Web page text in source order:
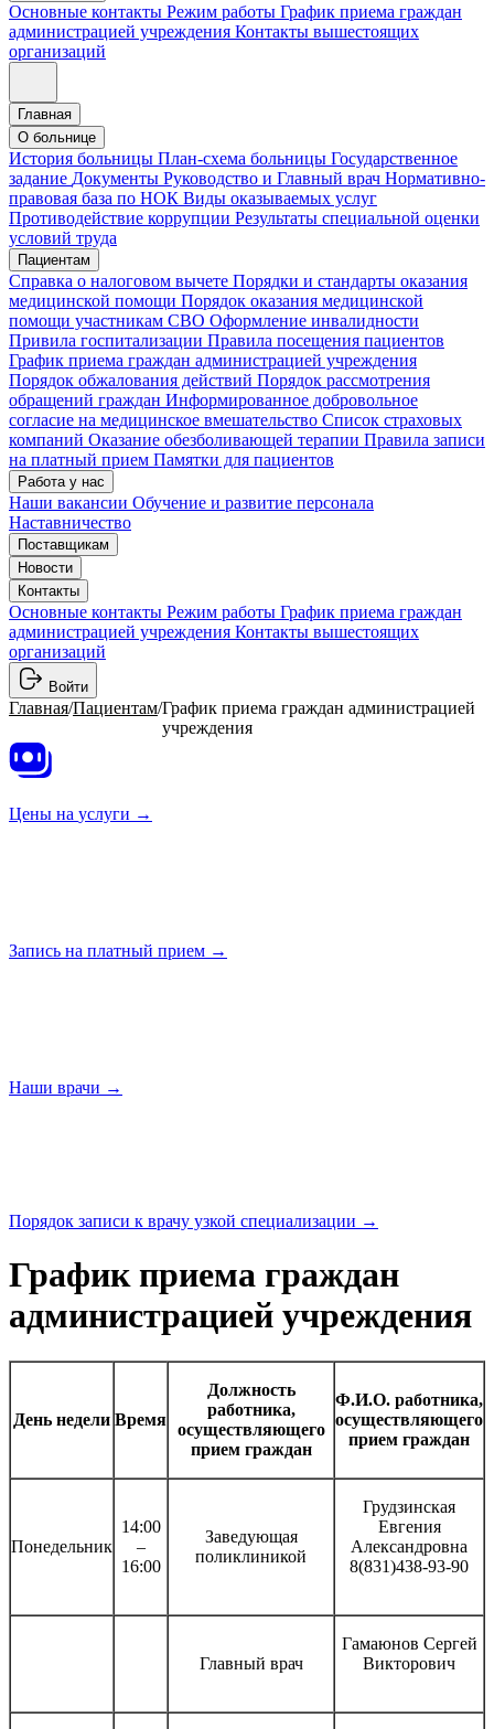
Основные контакты Режим работы График приема граждан
администрацией учреждения Контакты вышестоящих
организаций
Главная
О больнице
История больницы План-схема больницы Государственное
задание Документы Руководство и Главный врач Нормативно-
правовая база по НОК Виды оказываемых услуг
Противодействие коррупции Результаты специальной оценки
условий труда
Пациентам
Справка о налоговом вычете Порядки и стандарты оказания
медицинской помощи Порядок оказания медицинской
помощи участникам СВО Оформление инвалидности
Привила госпитализации Правила посещения пациентов
График приема граждан администрацией учреждения
Порядок обжалования действий Порядок рассмотрения
обращений граждан Информированное добровольное
согласие на медицинское вмешательство Список страховых
компаний Оказание обезболивающей терапии Правила записи
на платный прием Памятки для пациентов
Работа у нас
Наши вакансии Обучение и развитие персонала
Наставничество
Поставщикам
Новости
Контакты
Основные контакты Режим работы График приема граждан
администрацией учреждения Контакты вышестоящих
организаций
Войти
Главная/Пациентам/График приема граждан администрацией
учреждения
Цены на услуги →
Запись на платный прием →
Наши врачи →
Порядок записи к врачу узкой специализации →
График приема граждан
администрацией учреждения
День недели Время
Должность
работника,
осуществляющего
прием граждан
Ф.И.О. работника,
осуществляющего
прием граждан
Понедельник
14:00
–
16:00
Заведующая
поликлиникой
Грудзинская
Евгения
Александровна
8(831)438-93-90
Главный врач
Гамаюнов Сергей
Викторович